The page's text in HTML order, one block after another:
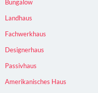
Bungalow
Landhaus
Fachwerkhaus
Designerhaus
Passivhaus
Amerikanisches Haus